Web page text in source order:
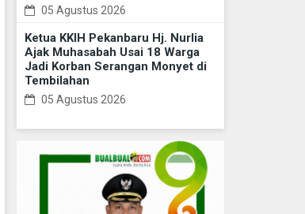
05 Agustus 2026
Ketua KKIH Pekanbaru Hj. Nurlia
Ajak Muhasabah Usai 18 Warga
Jadi Korban Serangan Monyet di
Tembilahan
05 Agustus 2026